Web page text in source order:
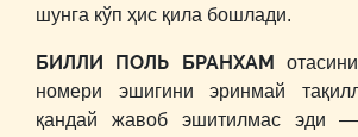
шунга кўп ҳис қила бошлади.
БИЛЛИ ПОЛЬ БРАНХАМ
номери эшигини эринмай
қандай жавоб эшитилмас эди